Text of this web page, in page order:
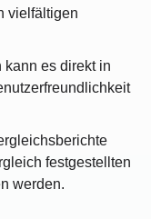
vielfältigen
kann es direkt in
festgestellten
werden.